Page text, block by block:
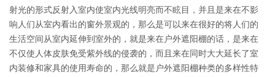
射光的形式反射入室内使室内光线明亮而不眩目，并且是来在不影
响人们从室内看出的窗外景观的，那么是可以来在很好的将人们的
生活空间从室内延伸到室外的，就是来在户外遮阳棚的话，是来在
不仅使人体皮肤免受紫外线的侵袭的，而且来在同时大大延长了室
内装修和家具的使用寿命的，那么就是户外遮阳棚种类的多样性特